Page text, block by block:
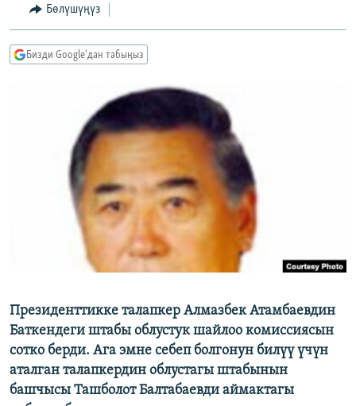
ЭКСПЕРТТЕР ТАЛДАЙТ
ДАНИСТЕ
ЫҢГАЙСЫЗ СУРООЛОР
ӨЗГӨЧӨ ПИКИР
Русский
ЭЕ/АРнун бардык сайттары
Бөлүшүңүз
Бизди Google'дан табыңыз
Президенттикке талапкер Алмазбек Атамбаевдин
Баткендеги штабы облустук шайлоо комиссиясын
сотко берди. Ага эмне себеп болгонун билүү үчүн
аталган талапкердин облустагы штабынын
башчысы Ташболот Балтабаевди аймактагы